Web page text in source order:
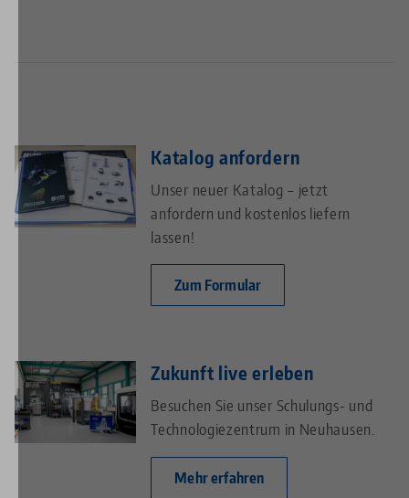
Katalog anfordern
Unser neuer Katalog – jetzt
anfordern und kostenlos liefern
lassen!
Zum Formular
Zukunft live erleben
Besuchen Sie unser Schulungs- und
Technologiezentrum in Neuhausen.
Mehr erfahren